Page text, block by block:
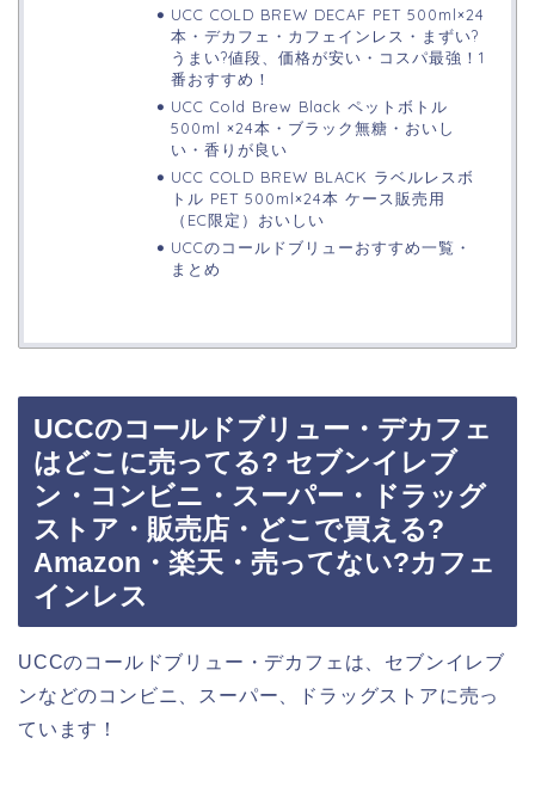
UCC COLD BREW DECAF PET 500ml×24
本・デカフェ・カフェインレス・まずい?
うまい?値段、価格が安い・コスパ最強！1
番おすすめ！
UCC Cold Brew Black ペットボトル
500ml ×24本・ブラック無糖・おいし
い・香りが良い
UCC COLD BREW BLACK ラベルレスボ
トル PET 500ml×24本 ケース販売用
（EC限定）おいしい
UCCのコールドブリューおすすめ一覧・
まとめ
UCCのコールドブリュー・デカフェ
はどこに売ってる? セブンイレブ
ン・コンビニ・スーパー・ドラッグ
ストア・販売店・どこで買える?
Amazon・楽天・売ってない?カフェ
インレス
UCCのコールドブリュー・デカフェは、セブンイレブ
ンなどのコンビニ、スーパー、ドラッグストアに売っ
ています！